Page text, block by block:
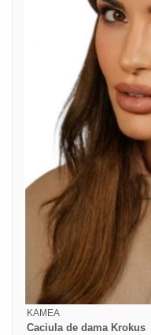
KAMEA
Caciula de dama Krokus